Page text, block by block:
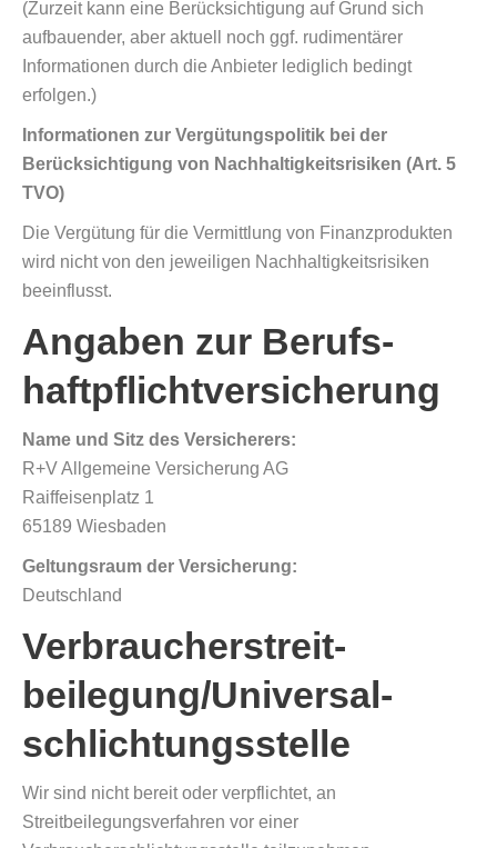
(Zurzeit kann eine Berücksichtigung auf Grund sich
aufbauender, aber aktuell noch ggf. rudimentärer
Informationen durch die Anbieter lediglich bedingt
erfolgen.)
Informationen zur Vergütungspolitik bei der
Berücksichtigung von Nachhaltigkeitsrisiken (Art. 5
TVO)
Die Vergütung für die Vermittlung von Finanzprodukten
wird nicht von den jeweiligen Nachhaltigkeitsrisiken
beeinflusst.
Angaben zur Berufs­
haftpflicht­versicherung
Name und Sitz des Versicherers:
R+V Allgemeine Versicherung AG
Raiffeisenplatz 1
65189 Wiesbaden
Geltungsraum der Versicherung:
Deutschland
Verbraucher­streit­
beilegung/Universal­
schlichtungs­stelle
Wir sind nicht bereit oder verpflichtet, an
Streitbeilegungsverfahren vor einer